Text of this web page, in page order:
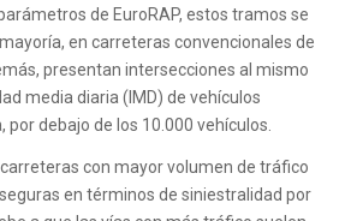
de EuroRAP, estos tramos se
en carreteras convencionales de
presentan intersecciones al mismo
media diaria (IMD) de vehículos
debajo de los 10.000 vehículos.
con mayor volumen de tráfico
en términos de siniestralidad por